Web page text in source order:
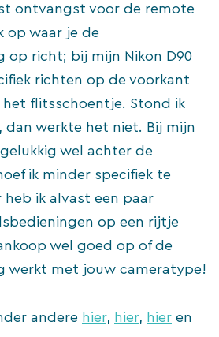
ontvangst voor de remote
op waar je de
op richt; bij mijn Nikon D90
richten op de voorkant
het flitsschoentje. Stond ik
dan werkte het niet. Bij mijn
wel achter de
ik minder specifiek te
ik alvast een paar
op een rijtje
wel goed op of de
werkt met jouw cameratype!
andere hier, hier, hier en